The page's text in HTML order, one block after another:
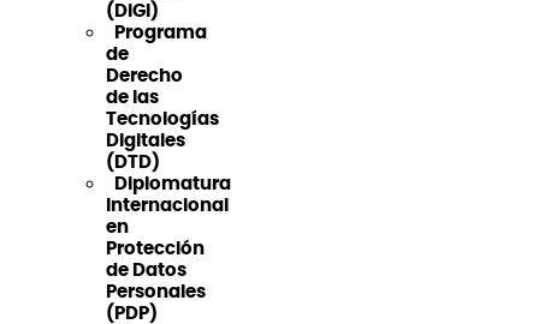
(DiGI)
Programa
de
Derecho
de las
Tecnologías
Digitales
(DTD)
Diplomatura
Internacional
en
Protección
de Datos
Personales
(PDP)